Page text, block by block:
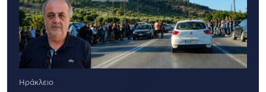
Ηράκλειο